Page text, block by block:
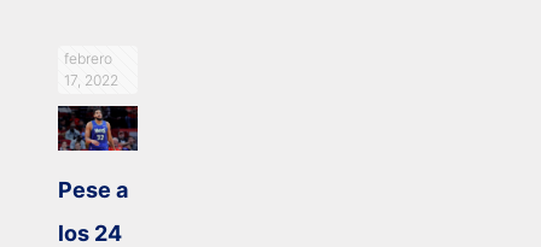
febrero
17, 2022
Pese a
los 24